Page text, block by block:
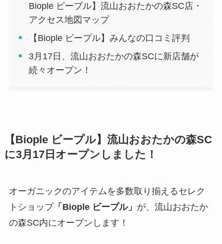
Biople ビープル】流山おおたかの森SC店・
アクセス地図マップ
【Biople ビープル】みんなの口コミ評判
3月17日、流山おおたかの森SCに新店舗が
続々オープン！
【Biople ビープル】流山おおたかの森SC
に3月17日オープンしました！
オーガニックのアイテムを多数取り揃えるセレク
トショップ「Biople ビープル」 が、流山おおたか
の森SC内にオープンします！